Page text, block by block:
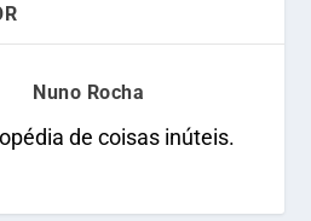
Nuno Rocha
de coisas inúteis.